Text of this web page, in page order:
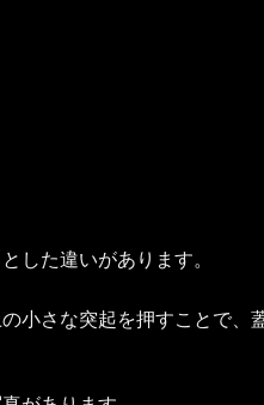
した違いがあります。
小さな突起を押すことで、